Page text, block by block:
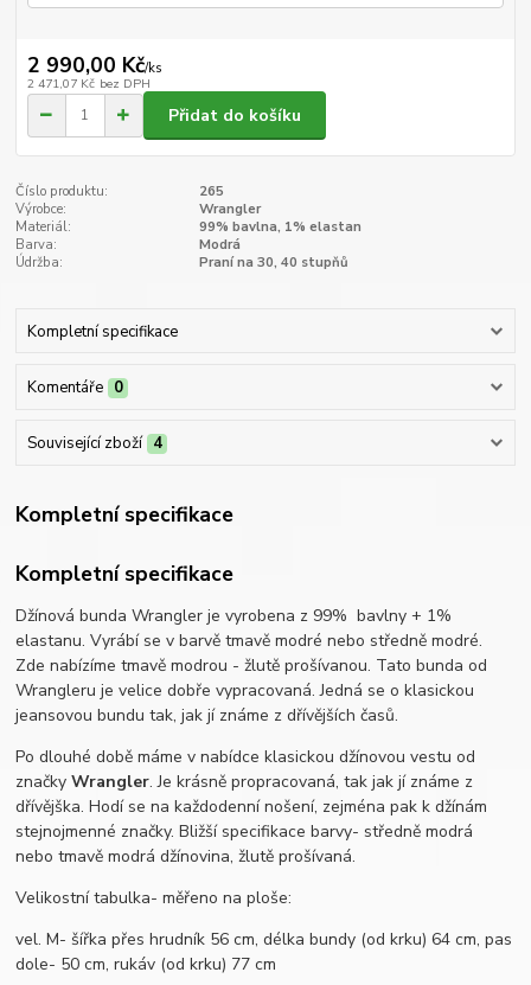
2 990,00 Kč/ks
2 471,07 Kč bez DPH
Přidat do košíku
Číslo produktu:
265
Výrobce:
Wrangler
Materiál:
99% bavlna, 1% elastan
Barva:
Modrá
Údržba:
Praní na 30, 40 stupňů
Kompletní specifikace
Komentáře 0
Související zboží 4
Kompletní specifikace
Kompletní specifikace
Džínová bunda Wrangler je vyrobena z 99% bavlny + 1%
elastanu. Vyrábí se v barvě tmavě modré nebo středně modré.
Zde nabízíme tmavě modrou - žlutě prošívanou. Tato bunda od
Wrangleru je velice dobře vypracovaná. Jedná se o klasickou
jeansovou bundu tak, jak jí známe z dřívějších časů.
Po dlouhé době máme v nabídce klasickou džínovou vestu od
značky Wrangler. Je krásně propracovaná, tak jak jí známe z
dřívějška. Hodí se na každodenní nošení, zejména pak k džínám
stejnojmenné značky. Bližší specifikace barvy- středně modrá
nebo tmavě modrá džínovina, žlutě prošívaná.
Velikostní tabulka- měřeno na ploše:
vel. M- šířka přes hrudník 56 cm, délka bundy (od krku) 64 cm, pas
dole- 50 cm, rukáv (od krku) 77 cm